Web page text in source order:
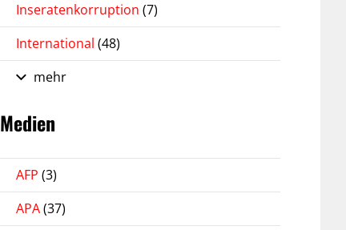
Inseratenkorruption (7)
International (48)
mehr
Medien
AFP (3)
APA(37)